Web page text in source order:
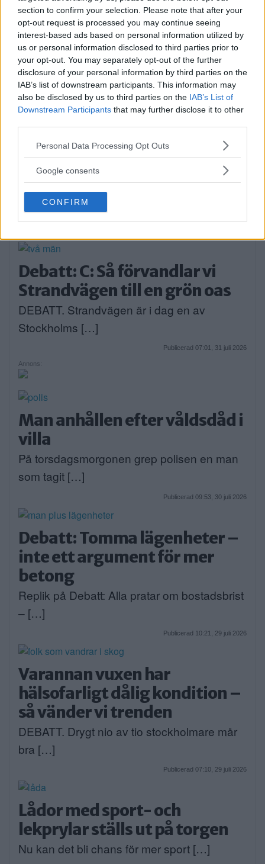
section to confirm your selection. Please note that after your
opt-out request is processed you may continue seeing
interest-based ads based on personal information utilized by
us or personal information disclosed to third parties prior to
your opt-out. You may separately opt-out of the further
disclosure of your personal information by third parties on the
IAB’s list of downstream participants. This information may
also be disclosed by us to third parties on the IAB’s List of
Downstream Participants that may further disclose it to other
Please note that this website/app uses one or more Google
not limited to your visit or usage behaviour. You may click to
use your data for below specified purposes in below Google
consent section.
Personal Data Processing Opt Outs
Google consents
CONFIRM
Publicerad 16:23, 3 augusti 2026
Flydde i kajak – greps
På söndagsmorgonen följde polisen en man
på Långsjön […]
Publicerad 13:35, 2 augusti 2026
Bråk på idrottsplats – två
män till sjukhus
På lördagseftermiddagen skadades två
personer i Sätra med […]
Debatt: C: Så förvandlar vi
Strandvägen till en grön oas
DEBATT. Strandvägen är i dag en av
Stockholms […]
Publicerad 07:01, 31 juli 2026
Annons:
Man anhållen efter våldsdåd i
villa
På torsdagsmorgonen grep polisen en man
som tagit […]
Publicerad 09:53, 30 juli 2026
Debatt: Tomma lägenheter –
inte ett argument för mer
betong
Replik på Debatt: Alla pratar om bostadsbrist
– […]
Publicerad 10:21, 29 juli 2026
Varannan vuxen har
hälsofarligt dålig kondition –
så vänder vi trenden
DEBATT. Drygt nio av tio stockholmare mår
bra […]
Publicerad 07:10, 29 juli 2026
Lådor med sport- och
lekprylar ställs ut på torgen
Nu kan det bli chans för mer sport […]